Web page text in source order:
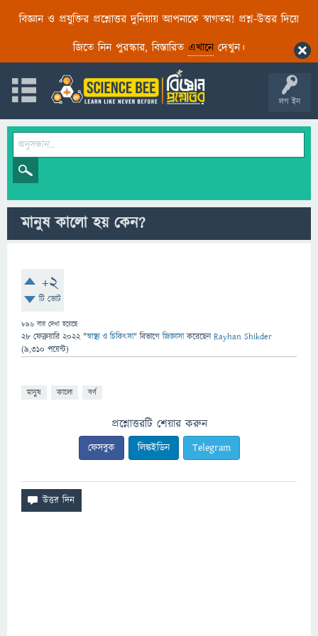
বিজ্ঞান ও প্রযুক্তির প্রশ্নোত্তর দুনিয়ায় আপনাকে স্বাগতম! প্রশ্ন-উত্তর দিয়ে
জিতে নিন পুরস্কার, বিস্তারিত এখানেদেখুন।
লগ ইন
মানুষ কালো হয় কেন?
+2
টি ভোট
896 বার দেখা হয়েছে
28 ফেব্রুয়ারি 2022 "স্বাস্থ্য ও চিকিৎসা" বিভাগে জিজ্ঞাসাকরেছেনRayhan Shikder
(9,310 পয়েন্ট)
মানুষ কালো বর্ণ
প্রশ্নোত্তরটি শেয়ার করুন
ফেসবুক লিঙ্কইডিন Telegram